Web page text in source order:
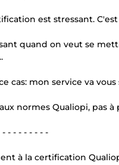
est stressant.
quand on veut se
cas: mon service va
normes Qualiopi, pas à
- - - - - - - -
à la certification